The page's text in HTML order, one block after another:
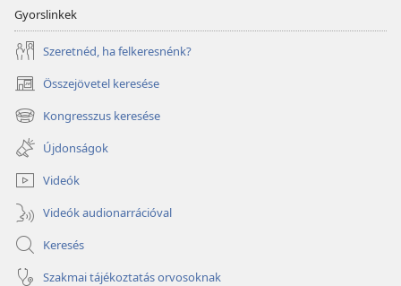
Gyorslinkek
Szeretnéd, ha felkeresnénk?
Összejövetel keresése
(opens
new
window)
Kongresszus keresése
(opens
new
window)
Újdonságok
Videók
Videók audionarrációval
Keresés
Szakmai tájékoztatás orvosoknak